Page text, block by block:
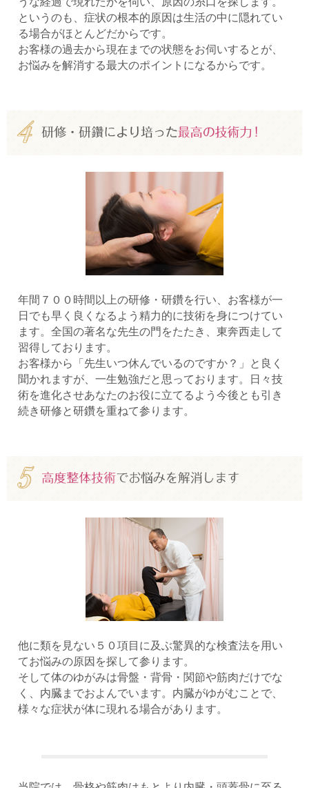
というのも、症状の根本的原因は生活の中に隠れてい
る場合がほとんどだからです。
お客様の過去から現在までの状態をお伺いするとが、
お悩みを解消する最大のポイントになるからです。
年間７００時間以上の研修・研鑽を行い、お客様が一
日でも早く良くなるよう精力的に技術を身につけてい
ます。全国の著名な先生の門をたたき、東奔西走して
習得しております。
お客様から「先生いつ休んでいるのですか？」と良く
聞かれますが、一生勉強だと思っております。日々技
術を進化させあなたのお役に立てるよう今後とも引き
続き研修と研鑽を重ねて参ります。
他に類を見ない５０項目に及ぶ驚異的な検査法を用い
てお悩みの原因を探して参ります。
そして体のゆがみは骨盤・背骨・関節や筋肉だけでな
く、内臓までおよんでいます。内臓がゆがむことで、
様々な症状が体に現れる場合があります。